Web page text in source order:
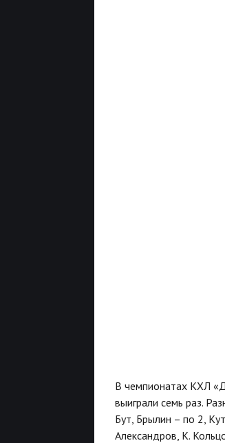
В чемпионатах КХЛ
выиграли семь раз.
Бут, Брылин – по 2,
Александров, К.